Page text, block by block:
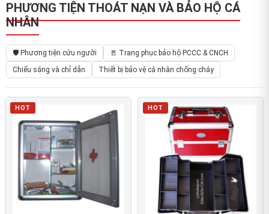
PHƯƠNG TIỆN THOÁT NẠN VÀ BẢO HỘ CÁ
NHÂN
🛡️ Phương tiện cứu người
🚪 Trang phục bảo hộ PCCC & CNCH
Chiếu sáng và chỉ dẫn
Thiết bị bảo vệ cá nhân chống cháy
HOT HOT